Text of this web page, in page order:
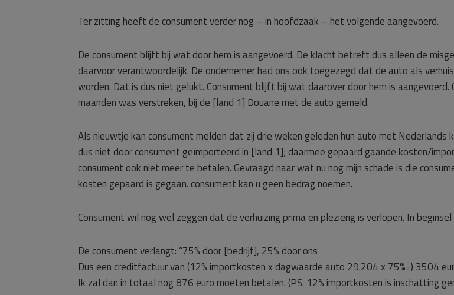
Ter zitting heeft de consument verder nog – in hoofdzaak – het volgende aangevoerd.
De consument blijft bij wat door hem is aangevoerd. De klacht betreft dus alleen de
daarvoor verantwoordelijk. De ondernemer had ons ook toegezegd dat de auto als
worden. Dat is dus niet gelukt. Consument blijft bij wat daarover door hem is
maanden was verstreken, bij de [land 1] Douane met de auto gemeld.
Als nieuwtje kan consument melden dat zij drie weken geleden hun auto met
dus niet door consument geïmporteerd in [land 1]; daarmee gepaard gaande kosten/
consument ook niet meer te betalen. Gevraagd naar wat nu nog mijn schade is die
kosten gepaard is gegaan. consument kan u geen bedrag noemen.
Consument wil nog wel zeggen dat de verhuizing prima en plezierig is verlopen. In
De consument verlangt: “75% door [bedrijf], 25% door ons
Dus een creditfactuur van (12% importkosten x dagwaarde auto 29.204 x 75%=) 3504
Ik zal dan in totaal nog 876 euro moeten betalen. (PS. 12% importkosten is inschatting